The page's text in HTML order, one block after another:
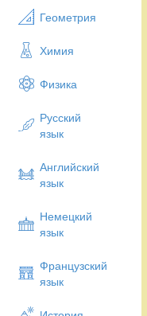
Геометрия
Химия
Физика
Русский
язык
Английский
язык
Немецкий
язык
Французский
язык